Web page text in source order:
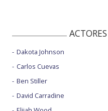
Dakota Johnson
Carlos Cuevas
Ben Stiller
David Carradine